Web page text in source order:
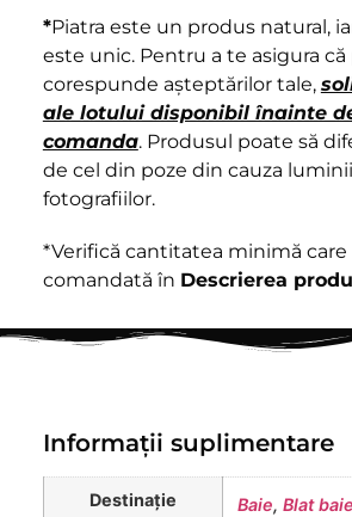
*Piatra este un produs natural,
este unic. Pentru a te asigura că
corespunde așteptărilor tale,
ale lotului disponibil înainte
comanda. Produsul poate să
de cel din poze din cauza
fotografiilor.
*Verifică cantitatea minimă care
comandată în Descrierea
Informații suplimentare
Destinație Baie, Blat baie